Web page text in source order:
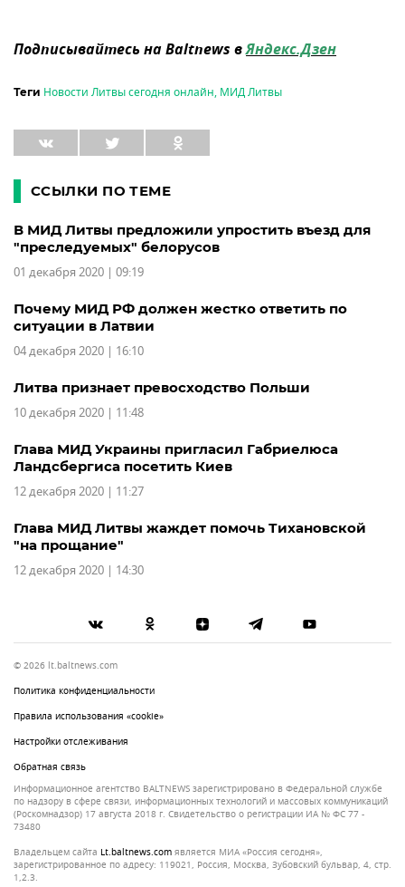
Подписывайтесь на Baltnews вЯндекс.Дзен
Теги Новости Литвы сегодня онлайн, МИД Литвы
ССЫЛКИ ПО ТЕМЕ
В МИД Литвы предложили упростить въезд для
"преследуемых" белорусов
01 декабря 2020 | 09:19
Почему МИД РФ должен жестко ответить по
ситуации в Латвии
04 декабря 2020 | 16:10
Литва признает превосходство Польши
10 декабря 2020 | 11:48
Глава МИД Украины пригласил Габриелюса
Ландсбергиса посетить Киев
12 декабря 2020 | 11:27
Глава МИД Литвы жаждет помочь Тихановской
"на прощание"
12 декабря 2020 | 14:30
© 2026 lt.baltnews.com
Политика конфиденциальности
Правила использования «cookie»
Настройки отслеживания
Обратная связь
Информационное агентство BALTNEWS зарегистрировано в Федеральной службе
по надзору в сфере связи, информационных технологий и массовых коммуникаций
(Роскомнадзор) 17 августа 2018 г. Свидетельство о регистрации ИА № ФС 77 -
73480
Владельцем сайта lt.baltnews.com является МИА «Россия сегодня»,
зарегистрированное по адресу: 119021, Россия, Москва, Зубовский бульвар, 4, стр.
1,2.3.